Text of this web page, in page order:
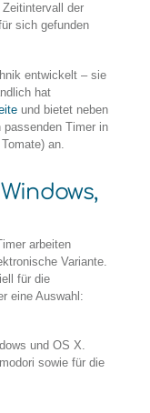
der
sich gefunden
entwickelt – sie
hat
und bietet neben
Timer in
an.
arbeiten
Variante.
für die
eine Auswahl:
und OS X.
sowie für die